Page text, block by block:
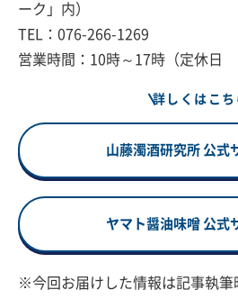
ーク」内）
TEL：076-266-1269
営業時間：10時～17時（定休日
詳しくはこち
山藤濁酒研究所 公式
ヤマト醤油味噌 公式
※今回お届けした情報は記事執筆